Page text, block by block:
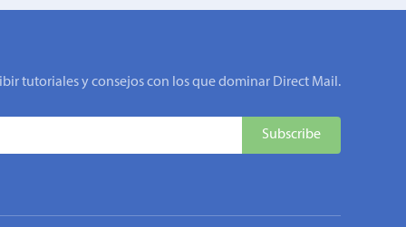
tutoriales y consejos con los que dominar Direct Mail.